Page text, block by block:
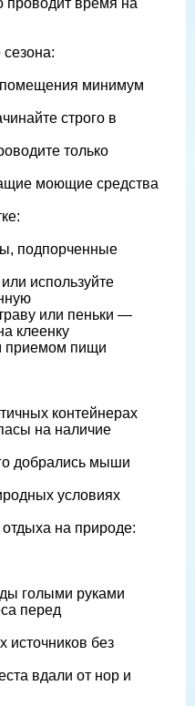
проводит время на
помещения минимум
строго в
только
моющие средства
подпорченные
используйте
или пеньки —
клеенку
приемом пищи
контейнерах
на наличие
добрались мыши
условиях
на природе:
голыми руками
перед
источников без
вдали от нор и